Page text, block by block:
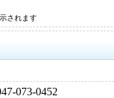
されます
073-0452